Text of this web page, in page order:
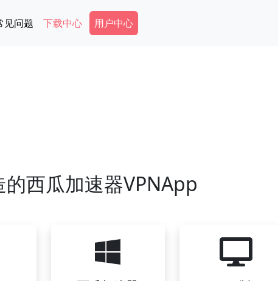
见问题 下载中心 Secondary Menu
用户中心
西瓜加速器VPNApp